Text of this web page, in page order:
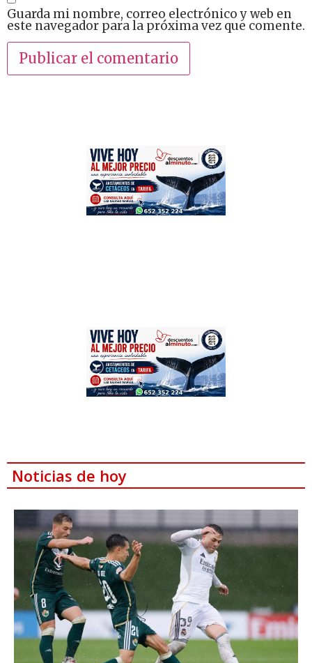
Guarda mi nombre, correo electrónico y web en
este navegador para la próxima vez que comente.
Noticias de hoy